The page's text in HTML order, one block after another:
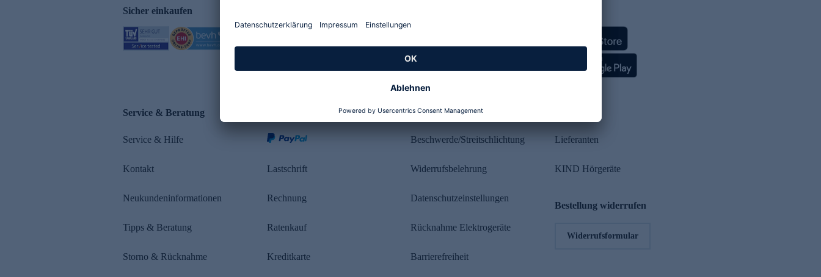
Sicher einkaufen
Service & Beratung
Service & Hilfe
Kontakt
Neukundeninformationen
Tipps & Beratung
Storno & Rücknahme
Lastschrift
Rechnung
Ratenkauf
Kreditkarte
Rechtliches
Beschwerde/Streitschlichtung
Widerrufsbelehrung
Datenschutzeinstellungen
Rücknahme Elektrogeräte
Barrierefreiheit
Lieferanten
KIND Hörgeräte
Bestellung widerrufen
Widerrufsformular